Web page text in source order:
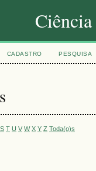
CADASTRO PESQUISA
S T U V W X Y Z Toda(o)s